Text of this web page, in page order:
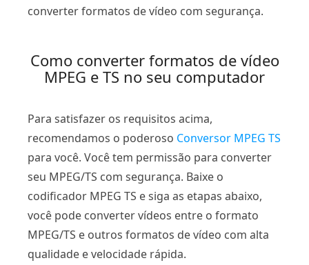
converter formatos de vídeo com segurança.
Como converter formatos de vídeo
MPEG e TS no seu computador
Para satisfazer os requisitos acima,
recomendamos o poderoso Conversor MPEG TS
para você. Você tem permissão para converter
seu MPEG/TS com segurança. Baixe o
codificador MPEG TS e siga as etapas abaixo,
você pode converter vídeos entre o formato
MPEG/TS e outros formatos de vídeo com alta
qualidade e velocidade rápida.